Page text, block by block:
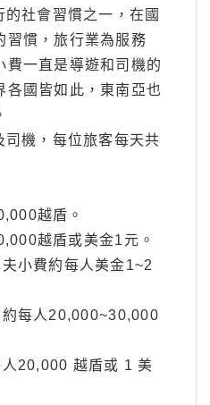
社會習慣之一，在國
習慣，旅行業為服務
費一直是導遊和司機的
各國皆如此，東南亞也
機，每位旅客每天共
越盾。
越盾或美金1元。
小費約每人美金1~2
每人20,000~30,000
20,000 越盾或 1 美